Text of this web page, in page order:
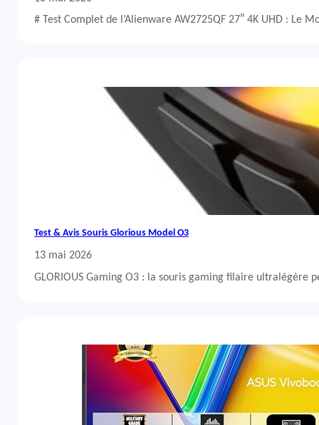
# Test Complet de l’Alienware AW2725QF 27″ 4K UHD : Le
Test & Avis Souris Glorious Model O3
13 mai 2026
GLORIOUS Gaming O3 : la souris gaming filaire ultralégère